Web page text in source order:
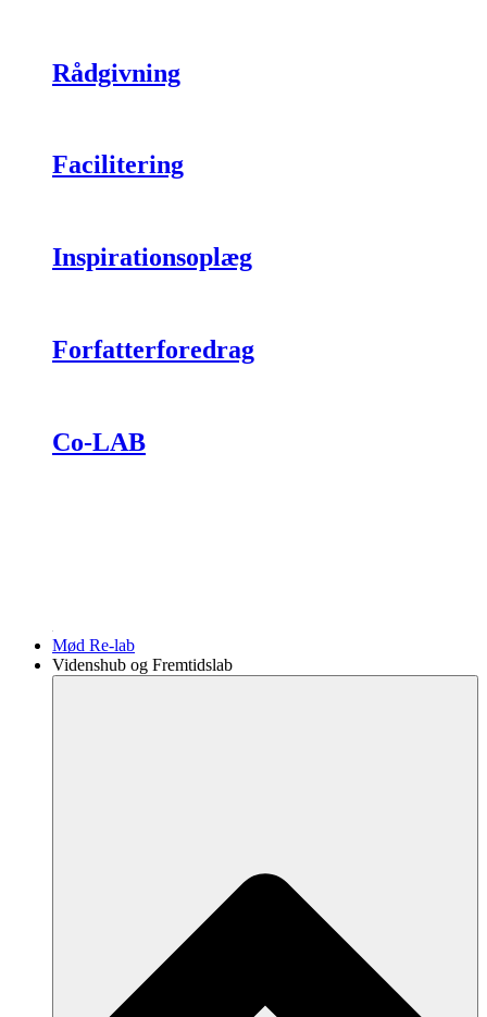
Rådgivning
Facilitering
Inspirationsoplæg
Forfatterforedrag
Co-LAB
Mød Re-lab
Videnshub og Fremtidslab